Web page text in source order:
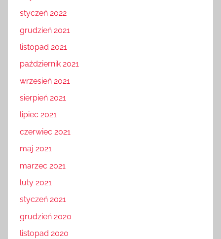
styczeń 2022
grudzień 2021
listopad 2021
październik 2021
wrzesień 2021
sierpień 2021
lipiec 2021
czerwiec 2021
maj 2021
marzec 2021
luty 2021
styczeń 2021
grudzień 2020
listopad 2020